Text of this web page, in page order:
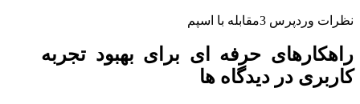
نظرات وردپرس 3مقابله با اسپم
راهکارهای حرفه ای برای بهبود تجربه
کاربری در دیدگاه ها